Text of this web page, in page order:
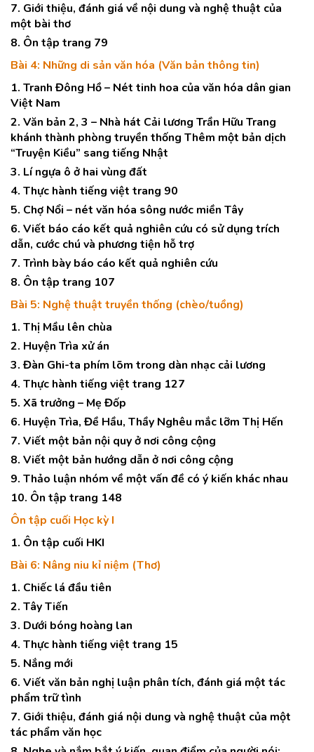
7. Giới thiệu, đánh giá về nội dung và nghệ thuật của
một bài thơ
8. Ôn tập trang 79
Bài 4: Những di sản văn hóa (Văn bản thông tin)
1. Tranh Đông Hồ – Nét tinh hoa của văn hóa dân gian
Việt Nam
2. Văn bản 2, 3 – Nhà hát Cải lương Trần Hữu Trang
khánh thành phòng truyền thống Thêm một bản dịch
“Truyện Kiều” sang tiếng Nhật
3. Lí ngựa ô ở hai vùng đất
4. Thực hành tiếng việt trang 90
5. Chợ Nổi – nét văn hóa sông nước miền Tây
6. Viết báo cáo kết quả nghiên cứu có sử dụng trích
dẫn, cước chú và phương tiện hỗ trợ
7. Trình bày báo cáo kết quả nghiên cứu
8. Ôn tập trang 107
Bài 5: Nghệ thuật truyền thống (chèo/tuồng)
1. Thị Mầu lên chùa
2. Huyện Trìa xử án
3. Đàn Ghi-ta phím lõm trong dàn nhạc cải lương
4. Thực hành tiếng việt trang 127
5. Xã trưởng – Mẹ Đốp
6. Huyện Trìa, Đề Hầu, Thầy Nghêu mắc lỡm Thị Hến
7. Viết một bản nội quy ở nơi công cộng
8. Viết một bản hướng dẫn ở nơi công cộng
9. Thảo luận nhóm về một vấn đề có ý kiến khác nhau
10. Ôn tập trang 148
Ôn tập cuối Học kỳ I
1. Ôn tập cuối HKI
Bài 6: Nâng niu kỉ niệm (Thơ)
1. Chiếc lá đầu tiên
2. Tây Tiến
3. Dưới bóng hoàng lan
4. Thực hành tiếng việt trang 15
5. Nắng mới
6. Viết văn bản nghị luận phân tích, đánh giá một tác
phẩm trữ tình
7. Giới thiệu, đánh giá nội dung và nghệ thuật của một
tác phẩm văn học